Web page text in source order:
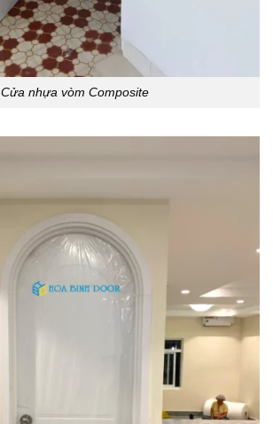
Cửa nhựa vòm Composite